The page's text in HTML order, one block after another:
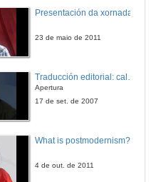
CEP Sequelo Marín
CEIP Infante Felipe. Salvaterra de Miño
24 de maio de 2012
Presentación da xornada
23 de maio de 2011
Apertura
17 de set. de 2007
What is postmodernism?
4 de out. de 2011